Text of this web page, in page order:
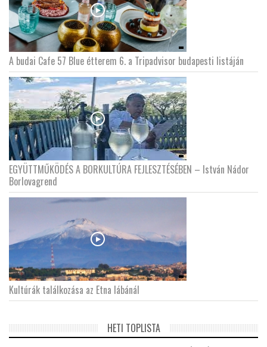
A budai Cafe 57 Blue étterem 6. a Tripadvisor budapesti listáján
EGYÜTTMŰKÖDÉS A BORKULTÚRA FEJLESZTÉSÉBEN – István Nádor
Borlovagrend
Kultúrák találkozása az Etna lábánál
HETI TOPLISTA